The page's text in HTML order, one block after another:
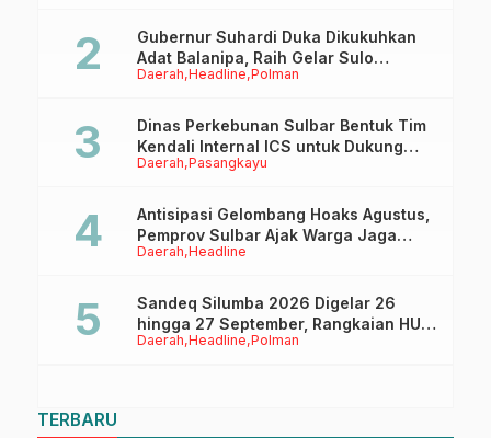
Daerah Headline Polman
Gubernur Suhardi Duka Dikukuhkan
Adat Balanipa, Raih Gelar Sulo
Tappidena
Daerah Pasangkayu
Dinas Perkebunan Sulbar Bentuk Tim
Kendali Internal ICS untuk Dukung
Sertifikasi ISPO Pekebun di
Daerah Headline
Antisipasi Gelombang Hoaks Agustus,
Pemprov Sulbar Ajak Warga Jaga
Ruang Digital
Daerah Headline Polman
Sandeq Silumba 2026 Digelar 26
hingga 27 September, Rangkaian HUT
Sulbar
TERBARU